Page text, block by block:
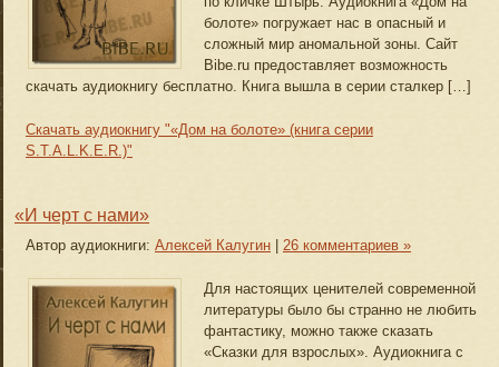
болоте» погружает нас в опасный и
сложный мир аномальной зоны. Сайт
Bibe.ru предоставляет возможность
скачать аудиокнигу бесплатно. Книга вышла в серии сталкер […]
Скачать аудиокнигу "«Дом на болоте» (книга серии
S.T.A.L.K.E.R.)"
«И черт с нами»
Автор аудиокниги: Алексей Калугин 26 комментариев »
Для настоящих ценителей современной
литературы было бы странно не любить
фантастику, можно также сказать
«Сказки для взрослых». Аудиокнига с